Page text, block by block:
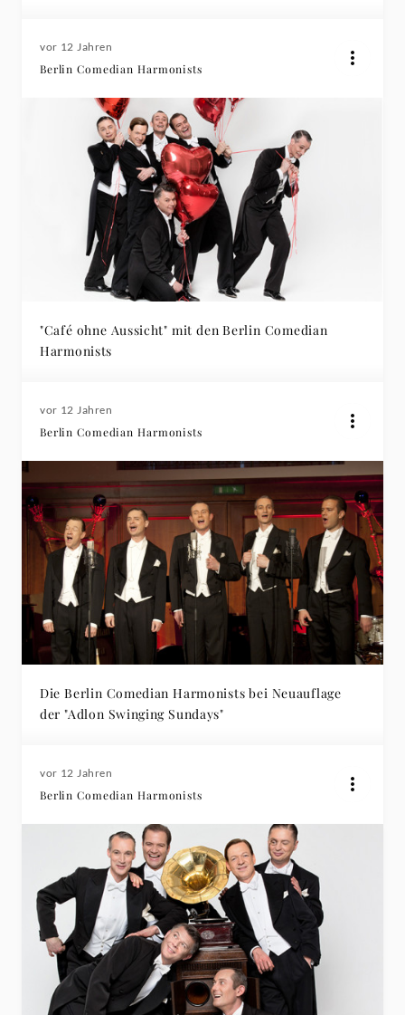
vor 12 Jahren
Berlin Comedian Harmonists
"Café ohne Aussicht" mit den Berlin Comedian
Harmonists
vor 12 Jahren
Berlin Comedian Harmonists
Die Berlin Comedian Harmonists bei Neuauflage
der "Adlon Swinging Sundays"
vor 12 Jahren
Berlin Comedian Harmonists